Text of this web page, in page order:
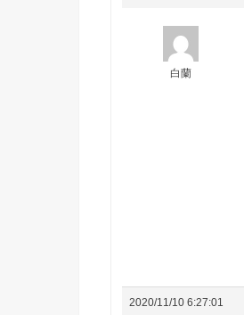
白蘭
2020/11/10 6:27:01